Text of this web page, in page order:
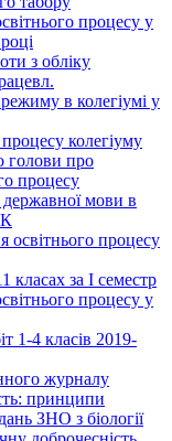
процесу у
з обліку
в колегіумі у
колегіуму
голови про
процесу
мови в
освітнього процесу
класах за І семестр
процесу у
1-4 класів 2019-
журналу
принципи
ЗНО з біології